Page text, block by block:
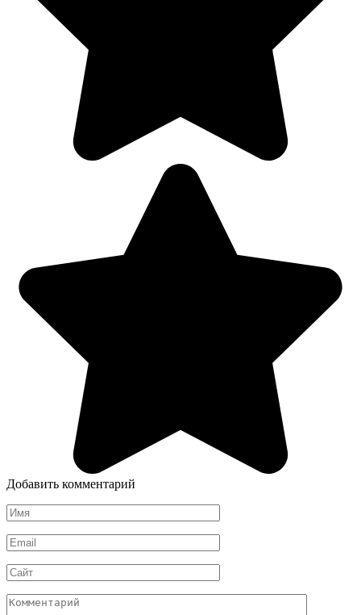
Добавить комментарий
Имя
*
Email
*
Сайт
Комментарий